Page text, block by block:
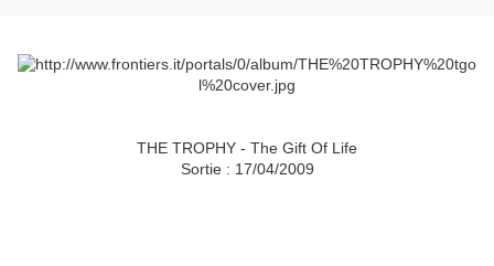
THE TROPHY - The Gift Of Life
Sortie : 17/04/2009